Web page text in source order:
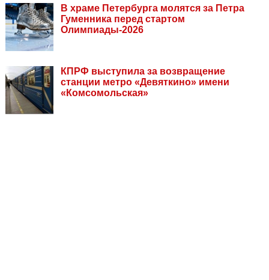
В храме Петербурга молятся за Петра
Гуменника перед стартом
Олимпиады-2026
КПРФ выступила за возвращение
станции метро «Девяткино» имени
«Комсомольская»